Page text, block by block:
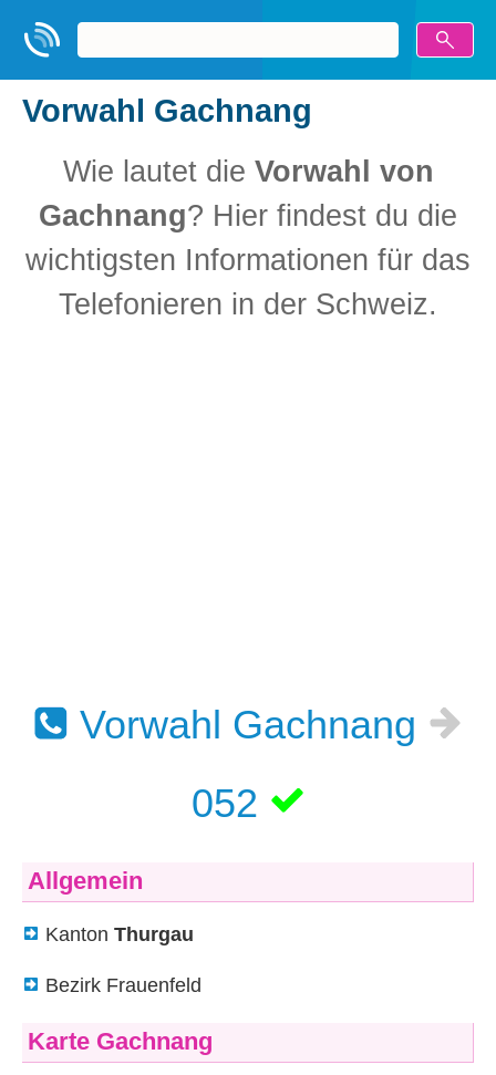
Vorwahl Gachnang
Wie lautet die Vorwahl von
Gachnang? Hier findest du die
wichtigsten Informationen für das
Telefonieren in der Schweiz.
Vorwahl Gachnang
052
Allgemein
Kanton Thurgau
Bezirk Frauenfeld
Karte Gachnang